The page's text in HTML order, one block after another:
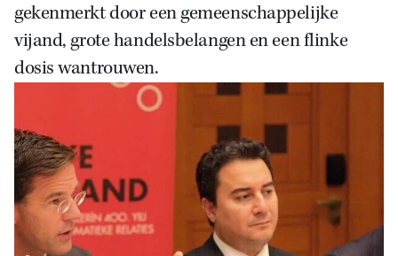
Zoek
gekenmerkt door een gemeenschappelijke
vijand, grote handelsbelangen en een flinke
dosis wantrouwen.